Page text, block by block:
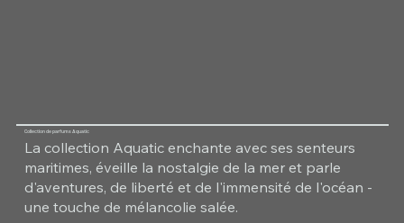
Collection de parfums Aquatic
La collection Aquatic enchante avec ses senteurs
maritimes, éveille la nostalgie de la mer et parle
d'aventures, de liberté et de l'immensité de l'océan -
une touche de mélancolie salée.